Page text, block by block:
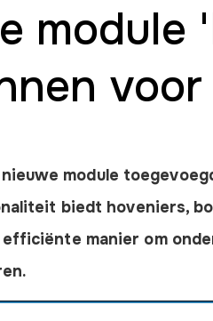
module
module
biedt hoveniers,
manier om